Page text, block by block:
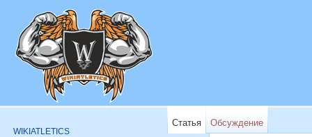
Статья Обсуждение
WIKIATLETICS